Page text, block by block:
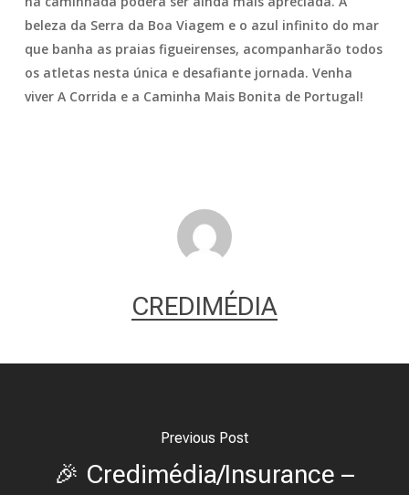
beleza da Serra da Boa Viagem e o azul infinito do mar
que banha as praias figueirenses, acompanharão todos
os atletas nesta única e desafiante jornada. Venha
viver A Corrida e a Caminha Mais Bonita de Portugal!
CREDIMÉDIA
Previous Post
🎉 Credimédia/Insurance –